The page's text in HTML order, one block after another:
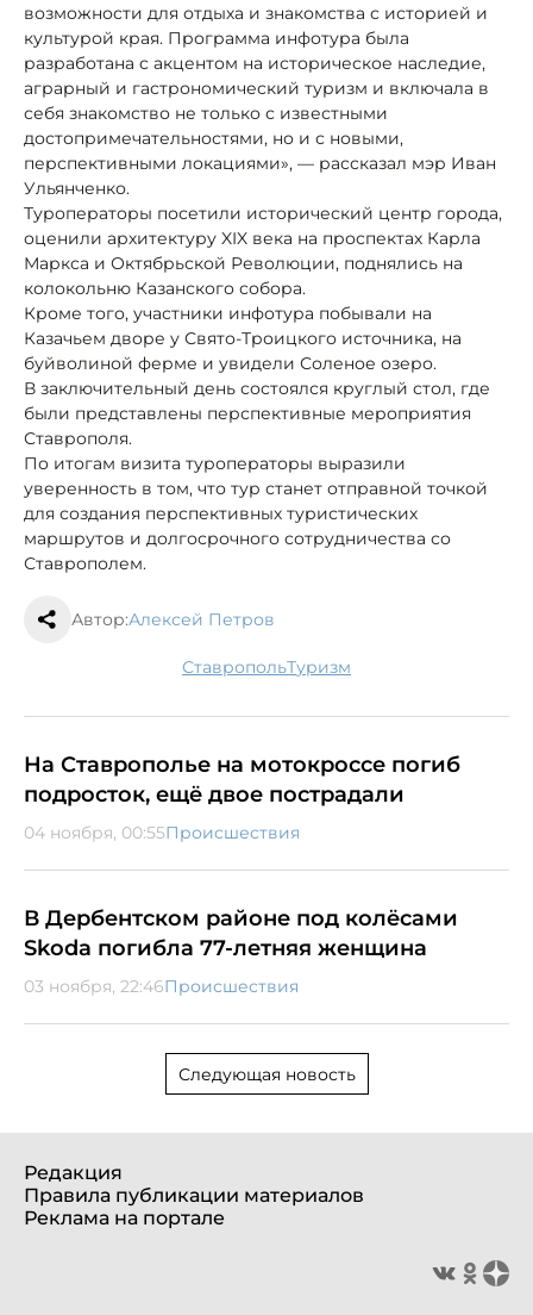
возможности для отдыха и знакомства с историей и
культурой края. Программа инфотура была
разработана с акцентом на историческое наследие,
аграрный и гастрономический туризм и включала в
себя знакомство не только с известными
достопримечательностями, но и с новыми,
перспективными локациями», — рассказал мэр Иван
Ульянченко.
Туроператоры посетили исторический центр города,
оценили архитектуру XIX века на проспектах Карла
Маркса и Октябрьской Революции, поднялись на
колокольню Казанского собора.
Кроме того, участники инфотура побывали на
Казачьем дворе у Свято-Троицкого источника, на
буйволиной ферме и увидели Соленое озеро.
В заключительный день состоялся круглый стол, где
были представлены перспективные мероприятия
Ставрополя.
По итогам визита туроператоры выразили
уверенность в том, что тур станет отправной точкой
для создания перспективных туристических
маршрутов и долгосрочного сотрудничества со
Ставрополем.
Автор:Алексей Петров
Ставрополь туризм
На Ставрополье на мотокроссе погиб
подросток, ещё двое пострадали
04 ноября, 00:55Происшествия
В Дербентском районе под колёсами
Skoda погибла 77-летняя женщина
03 ноября, 22:46Происшествия
Следующая новость
Редакция
Правила публикации материалов
Реклама на портале